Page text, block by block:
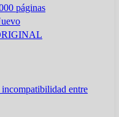
páginas
entre